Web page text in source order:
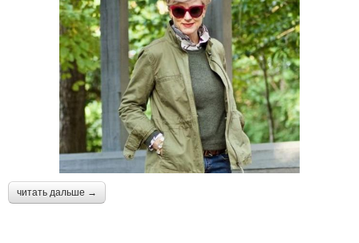
читать дальше →